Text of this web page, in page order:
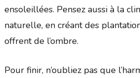
ensoleillées. Pensez aussi à la
naturelle, en créant des
offrent de l’ombre.
Pour finir, n’oubliez pas que